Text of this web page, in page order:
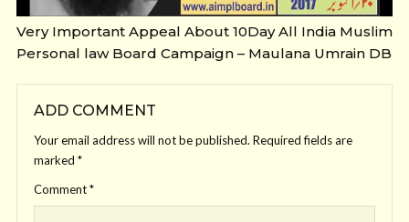
Very Important Appeal About 10Day All India Muslim
Personal law Board Campaign – Maulana Umrain DB
ADD COMMENT
Your email address will not be published. Required fields are
marked *
Comment*